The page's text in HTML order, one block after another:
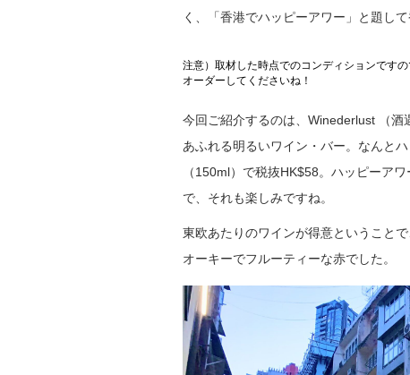
く、「香港でハッピーアワー」と題し
注意）取材した時点でのコンディションです
オーダーしてくださいね！
今回ご紹介するのは、Winederlust （
あふれる明るいワイン・バー。なんと
（150ml）で税抜HK$58。ハッピーア
で、それも楽しみですね。
東欧あたりのワインが得意ということ
オーキーでフルーティーな赤でした。